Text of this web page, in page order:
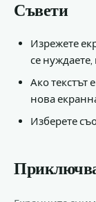
Съвети
Изрежете
се
Ако текстът
нова
Изберете